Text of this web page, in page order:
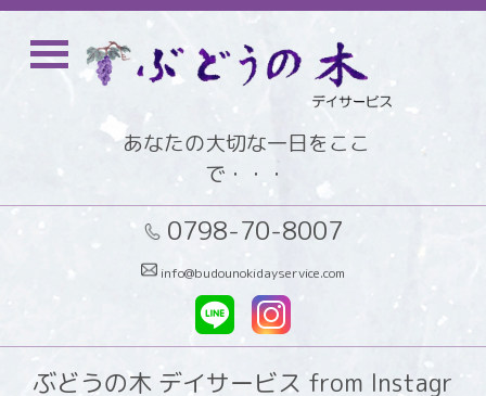
あなたの大切な一日をここ
で・・・
0798-70-8007
info@budounokidayservice.com
ぶどうの木 デイサービス from Instagr